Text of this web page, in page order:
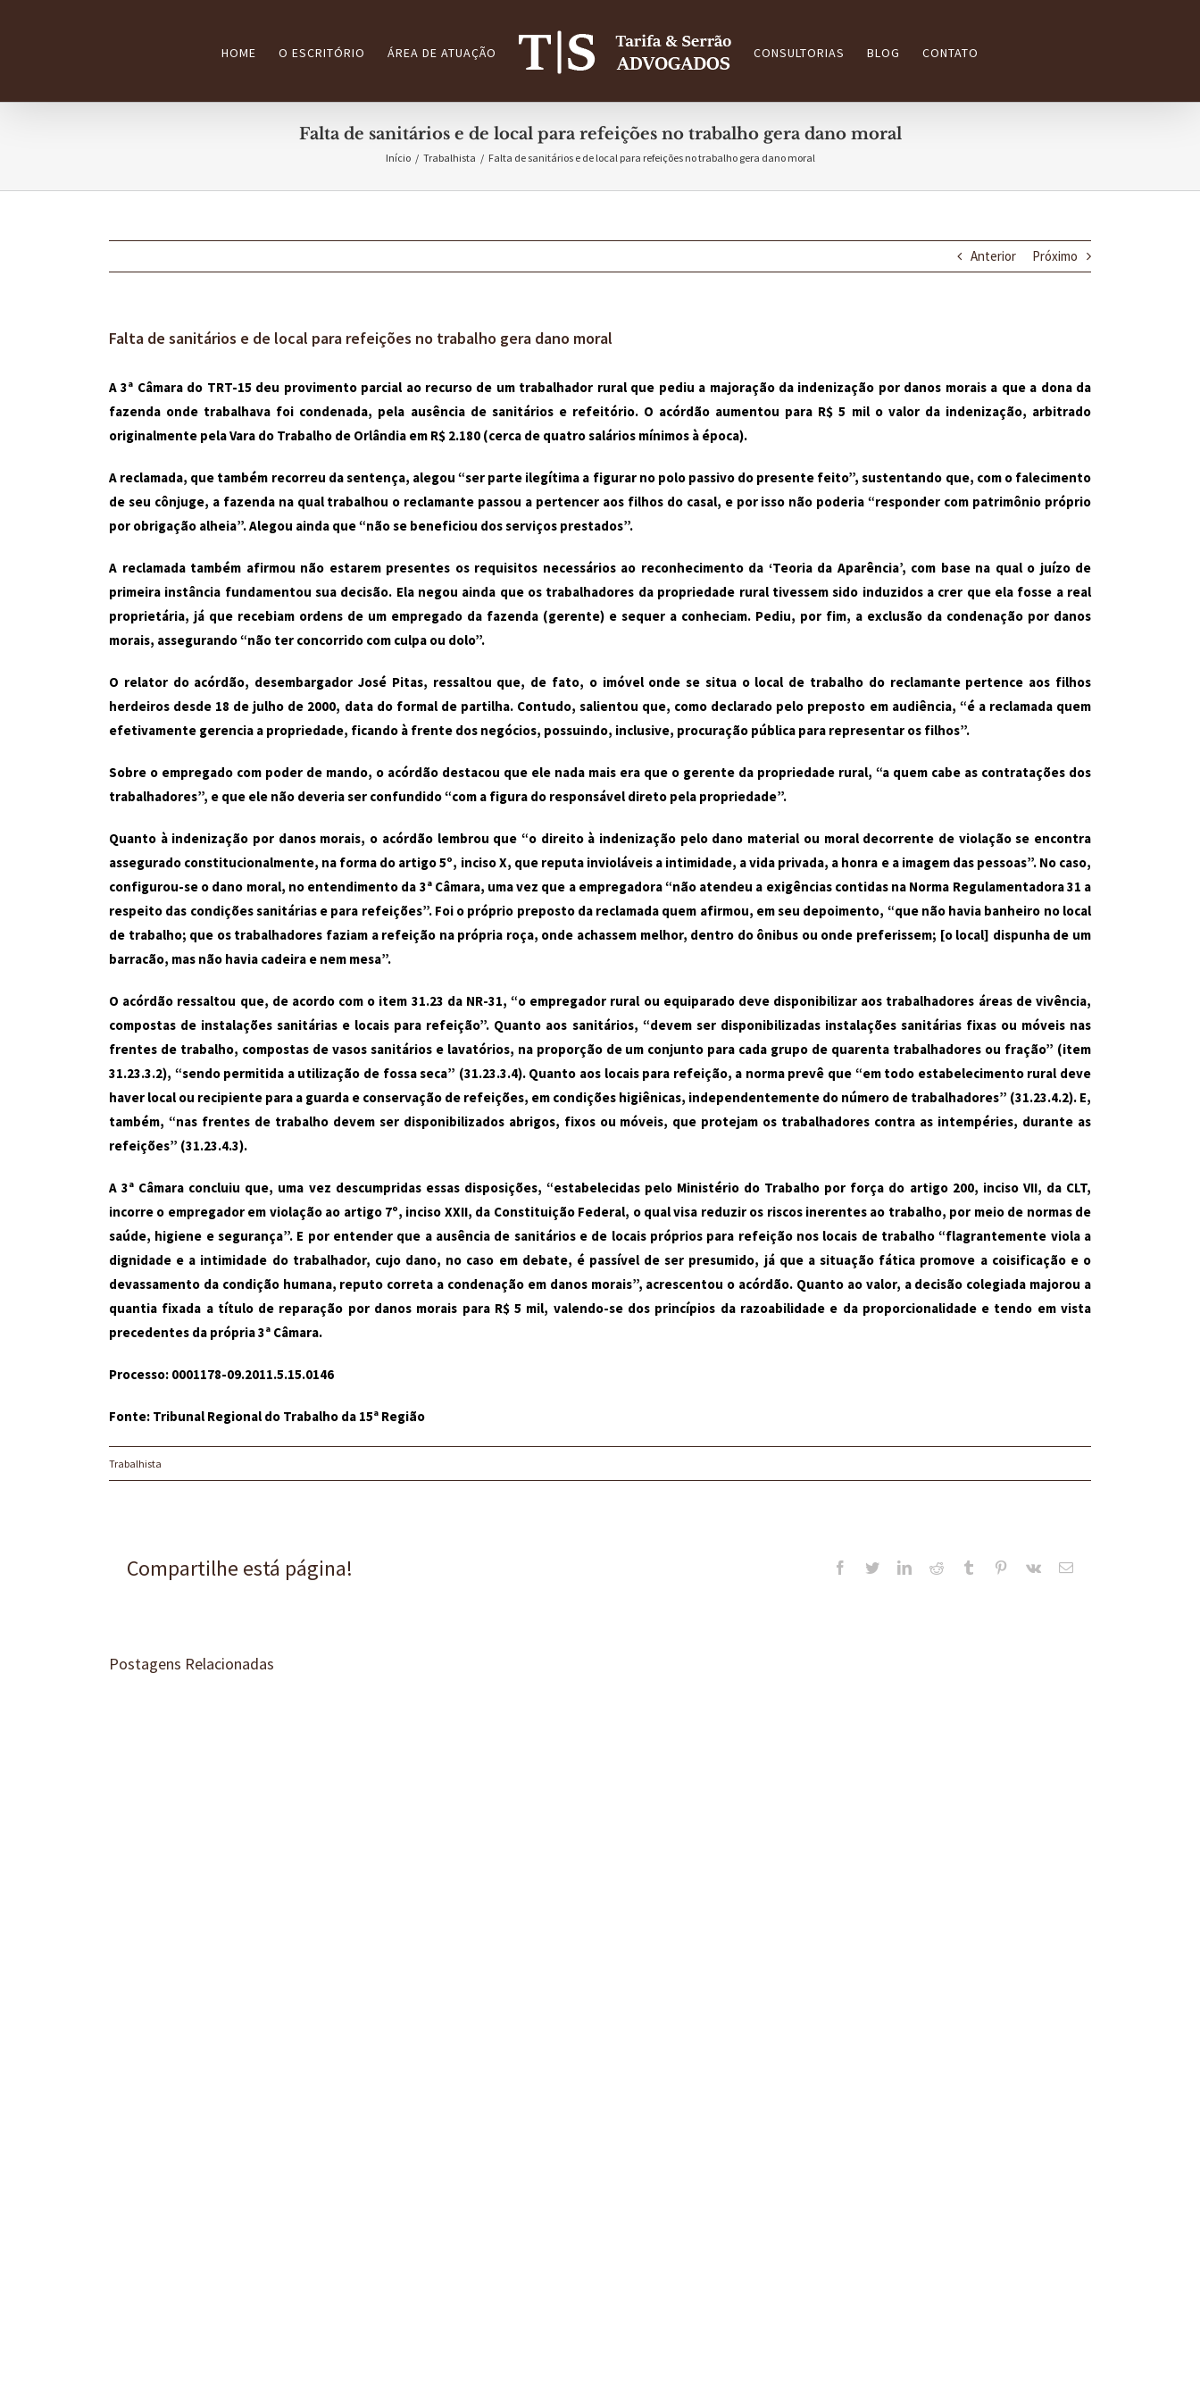
HOME O ESCRITÓRIO ÁREA DE ATUAÇÃO CONSULTORIAS BLOG CONTATO
Falta de sanitários e de local para refeições no trabalho gera dano moral
Início / Trabalhista / Falta de sanitários e de local para refeições no trabalho gera dano moral
Anterior Próximo
Falta de sanitários e de local para refeições no trabalho gera dano moral
A 3ª Câmara do TRT-15 deu provimento parcial ao recurso de um trabalhador rural que pediu a majoração da indenização por danos morais a que a dona da
fazenda onde trabalhava foi condenada, pela ausência de sanitários e refeitório. O acórdão aumentou para R$ 5 mil o valor da indenização, arbitrado
originalmente pela Vara do Trabalho de Orlândia em R$ 2.180 (cerca de quatro salários mínimos à época).
A reclamada, que também recorreu da sentença, alegou “ser parte ilegítima a figurar no polo passivo do presente feito”, sustentando que, com o falecimento
de seu cônjuge, a fazenda na qual trabalhou o reclamante passou a pertencer aos filhos do casal, e por isso não poderia “responder com patrimônio próprio
por obrigação alheia”. Alegou ainda que “não se beneficiou dos serviços prestados”.
A reclamada também afirmou não estarem presentes os requisitos necessários ao reconhecimento da ‘Teoria da Aparência’, com base na qual o juízo de
primeira instância fundamentou sua decisão. Ela negou ainda que os trabalhadores da propriedade rural tivessem sido induzidos a crer que ela fosse a real
proprietária, já que recebiam ordens de um empregado da fazenda (gerente) e sequer a conheciam. Pediu, por fim, a exclusão da condenação por danos
morais, assegurando “não ter concorrido com culpa ou dolo”.
O relator do acórdão, desembargador José Pitas, ressaltou que, de fato, o imóvel onde se situa o local de trabalho do reclamante pertence aos filhos
herdeiros desde 18 de julho de 2000, data do formal de partilha. Contudo, salientou que, como declarado pelo preposto em audiência, “é a reclamada quem
efetivamente gerencia a propriedade, ficando à frente dos negócios, possuindo, inclusive, procuração pública para representar os filhos”.
Sobre o empregado com poder de mando, o acórdão destacou que ele nada mais era que o gerente da propriedade rural, “a quem cabe as contratações dos
trabalhadores”, e que ele não deveria ser confundido “com a figura do responsável direto pela propriedade”.
Quanto à indenização por danos morais, o acórdão lembrou que “o direito à indenização pelo dano material ou moral decorrente de violação se encontra
assegurado constitucionalmente, na forma do artigo 5º, inciso X, que reputa invioláveis a intimidade, a vida privada, a honra e a imagem das pessoas”. No caso,
configurou-se o dano moral, no entendimento da 3ª Câmara, uma vez que a empregadora “não atendeu a exigências contidas na Norma Regulamentadora 31 a
respeito das condições sanitárias e para refeições”. Foi o próprio preposto da reclamada quem afirmou, em seu depoimento, “que não havia banheiro no local
de trabalho; que os trabalhadores faziam a refeição na própria roça, onde achassem melhor, dentro do ônibus ou onde preferissem; [o local] dispunha de um
barracão, mas não havia cadeira e nem mesa”.
O acórdão ressaltou que, de acordo com o item 31.23 da NR-31, “o empregador rural ou equiparado deve disponibilizar aos trabalhadores áreas de vivência,
compostas de instalações sanitárias e locais para refeição”. Quanto aos sanitários, “devem ser disponibilizadas instalações sanitárias fixas ou móveis nas
frentes de trabalho, compostas de vasos sanitários e lavatórios, na proporção de um conjunto para cada grupo de quarenta trabalhadores ou fração” (item
31.23.3.2), “sendo permitida a utilização de fossa seca” (31.23.3.4). Quanto aos locais para refeição, a norma prevê que “em todo estabelecimento rural deve
haver local ou recipiente para a guarda e conservação de refeições, em condições higiênicas, independentemente do número de trabalhadores” (31.23.4.2). E,
também, “nas frentes de trabalho devem ser disponibilizados abrigos, fixos ou móveis, que protejam os trabalhadores contra as intempéries, durante as
refeições” (31.23.4.3).
A 3ª Câmara concluiu que, uma vez descumpridas essas disposições, “estabelecidas pelo Ministério do Trabalho por força do artigo 200, inciso VII, da CLT,
incorre o empregador em violação ao artigo 7º, inciso XXII, da Constituição Federal, o qual visa reduzir os riscos inerentes ao trabalho, por meio de normas de
saúde, higiene e segurança”. E por entender que a ausência de sanitários e de locais próprios para refeição nos locais de trabalho “flagrantemente viola a
dignidade e a intimidade do trabalhador, cujo dano, no caso em debate, é passível de ser presumido, já que a situação fática promove a coisificação e o
devassamento da condição humana, reputo correta a condenação em danos morais”, acrescentou o acórdão. Quanto ao valor, a decisão colegiada majorou a
quantia fixada a título de reparação por danos morais para R$ 5 mil, valendo-se dos princípios da razoabilidade e da proporcionalidade e tendo em vista
precedentes da própria 3ª Câmara.
Processo: 0001178-09.2011.5.15.0146
Fonte: Tribunal Regional do Trabalho da 15ª Região
Trabalhista
Compartilhe está página! Facebook
TwitterLinkedInReddit Tumblr Pinterest
Vk
E-
Postagens Relacionadas